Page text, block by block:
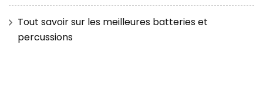
Tout savoir sur les meilleures batteries et
percussions